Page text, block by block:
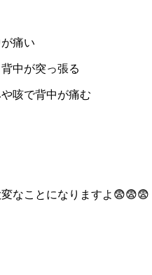
痛い
中が突っ張る
咳で背中が痛む
なことになりますよ😨😨😨